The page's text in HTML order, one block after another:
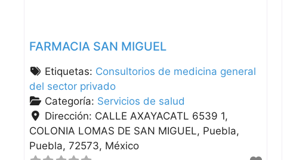
FARMACIA SAN MIGUEL
Etiquetas: Consultorios de medicina general
del sector privado
Categoría: Servicios de salud
Dirección: CALLE AXAYACATL 6539 1,
COLONIA LOMAS DE SAN MIGUEL Puebla
Puebla 72573 México